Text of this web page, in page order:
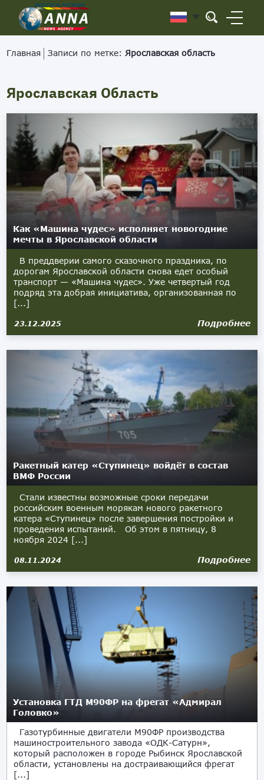
Главная Записи по метке: Ярославская область
Ярославская Область
Как «Машина чудес» исполняет новогодние
мечты в Ярославской области
В преддверии самого сказочного праздника, по
дорогам Ярославской области снова едет особый
транспорт — «Машина чудес». Уже четвертый год
подряд эта добрая инициатива, организованная по
[...]
23.12.2025 Подробнее
Ракетный катер «Ступинец» войдёт в состав
ВМФ России
Стали известны возможные сроки передачи
российским военным морякам нового ракетного
катера «Ступинец» после завершения постройки и
проведения испытаний. Об этом в пятницу, 8
ноября 2024 [...]
08.11.2024 Подробнее
Установка ГТД М90ФР на фрегат «Адмирал
Головко»
Газотурбинные двигатели М90ФР производства
машиностроительного завода «ОДК-Сатурн»,
который расположен в городе Рыбинск Ярославской
области, установлены на достраивающийся фрегат
[...]